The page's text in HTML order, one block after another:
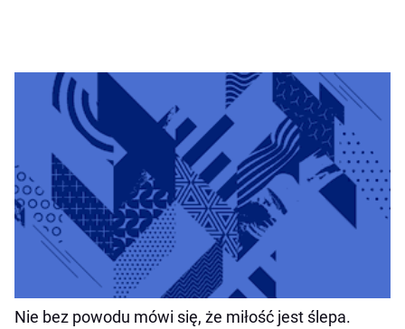
Nie bez powodu mówi się, że miłość jest ślepa.